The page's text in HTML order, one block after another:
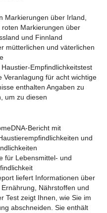
mütterlichen und väterlichen
Empfindlichkeitstest
Veranlagung für acht wichtige
enthalten Angaben zu
um zu diesen
für Lebensmittel- und
liefert Informationen über
Nährstoffen und
Test zeigt Ihnen, wie Sie im
abschneiden. Sie enthält